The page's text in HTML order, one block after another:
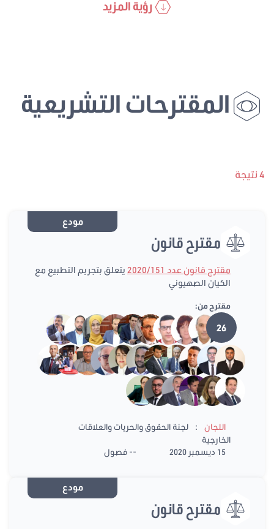
رؤية المزيد
المقترحات التشريعية
4 نتيجة
مودع
مقترح قانون
مقترح قانون عدد 2020/151
يتعلق بتجريم التطبيع مع
الكيان الصهيوني
مقترح من:
26
اللجان :
لجنة الحقوق والحريات والعلاقات
الخارجية
15 ديسمبر 2020
-- فصول
مودع
مقترح قانون